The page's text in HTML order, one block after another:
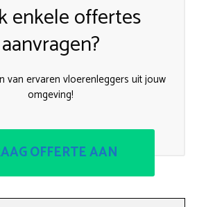
enkele offertes
aanvragen?
van ervaren vloerenleggers uit jouw
omgeving!
OFFERTE AAN